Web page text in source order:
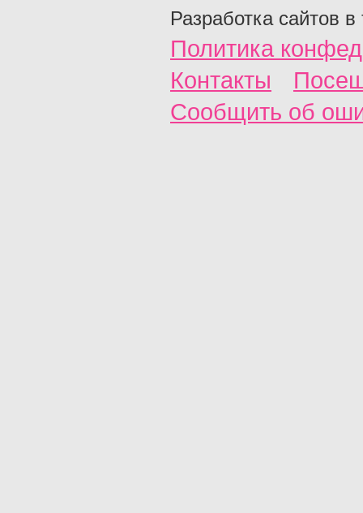
Разработка сайтов в
Политика
Контакты
Сообщить об